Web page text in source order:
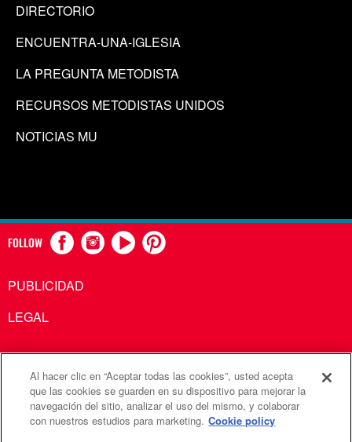
DIRECTORIO
ENCUENTRA-UNA-IGLESIA
LA PREGUNTA METODISTA
RECURSOS METODISTAS UNIDOS
NOTICIAS MU
FOLLOW
PUBLICIDAD
LEGAL
Comunicaciones Metodistas Unidas es una agencia de la
Iglesia Metodista Unida
©2026Comunicaciones Metodistas Unidas. Reservados
Al hacer clic en “Aceptar todas las cookies”, usted acepta
que las cookies se guarden en su dispositivo para mejorar la
navegación del sitio, analizar el uso del mismo, y colaborar
con nuestros estudios para marketing. Cookie policy